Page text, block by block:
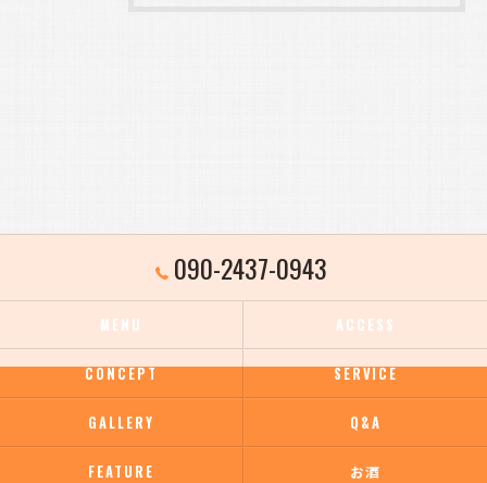
090-2437-0943
MENU ACCESS
CONCEPT SERVICE
GALLERY Q&A
FEATURE お酒